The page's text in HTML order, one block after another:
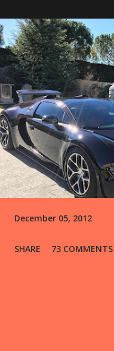
s
December 05, 2012
SHARE 73 COMMENTS